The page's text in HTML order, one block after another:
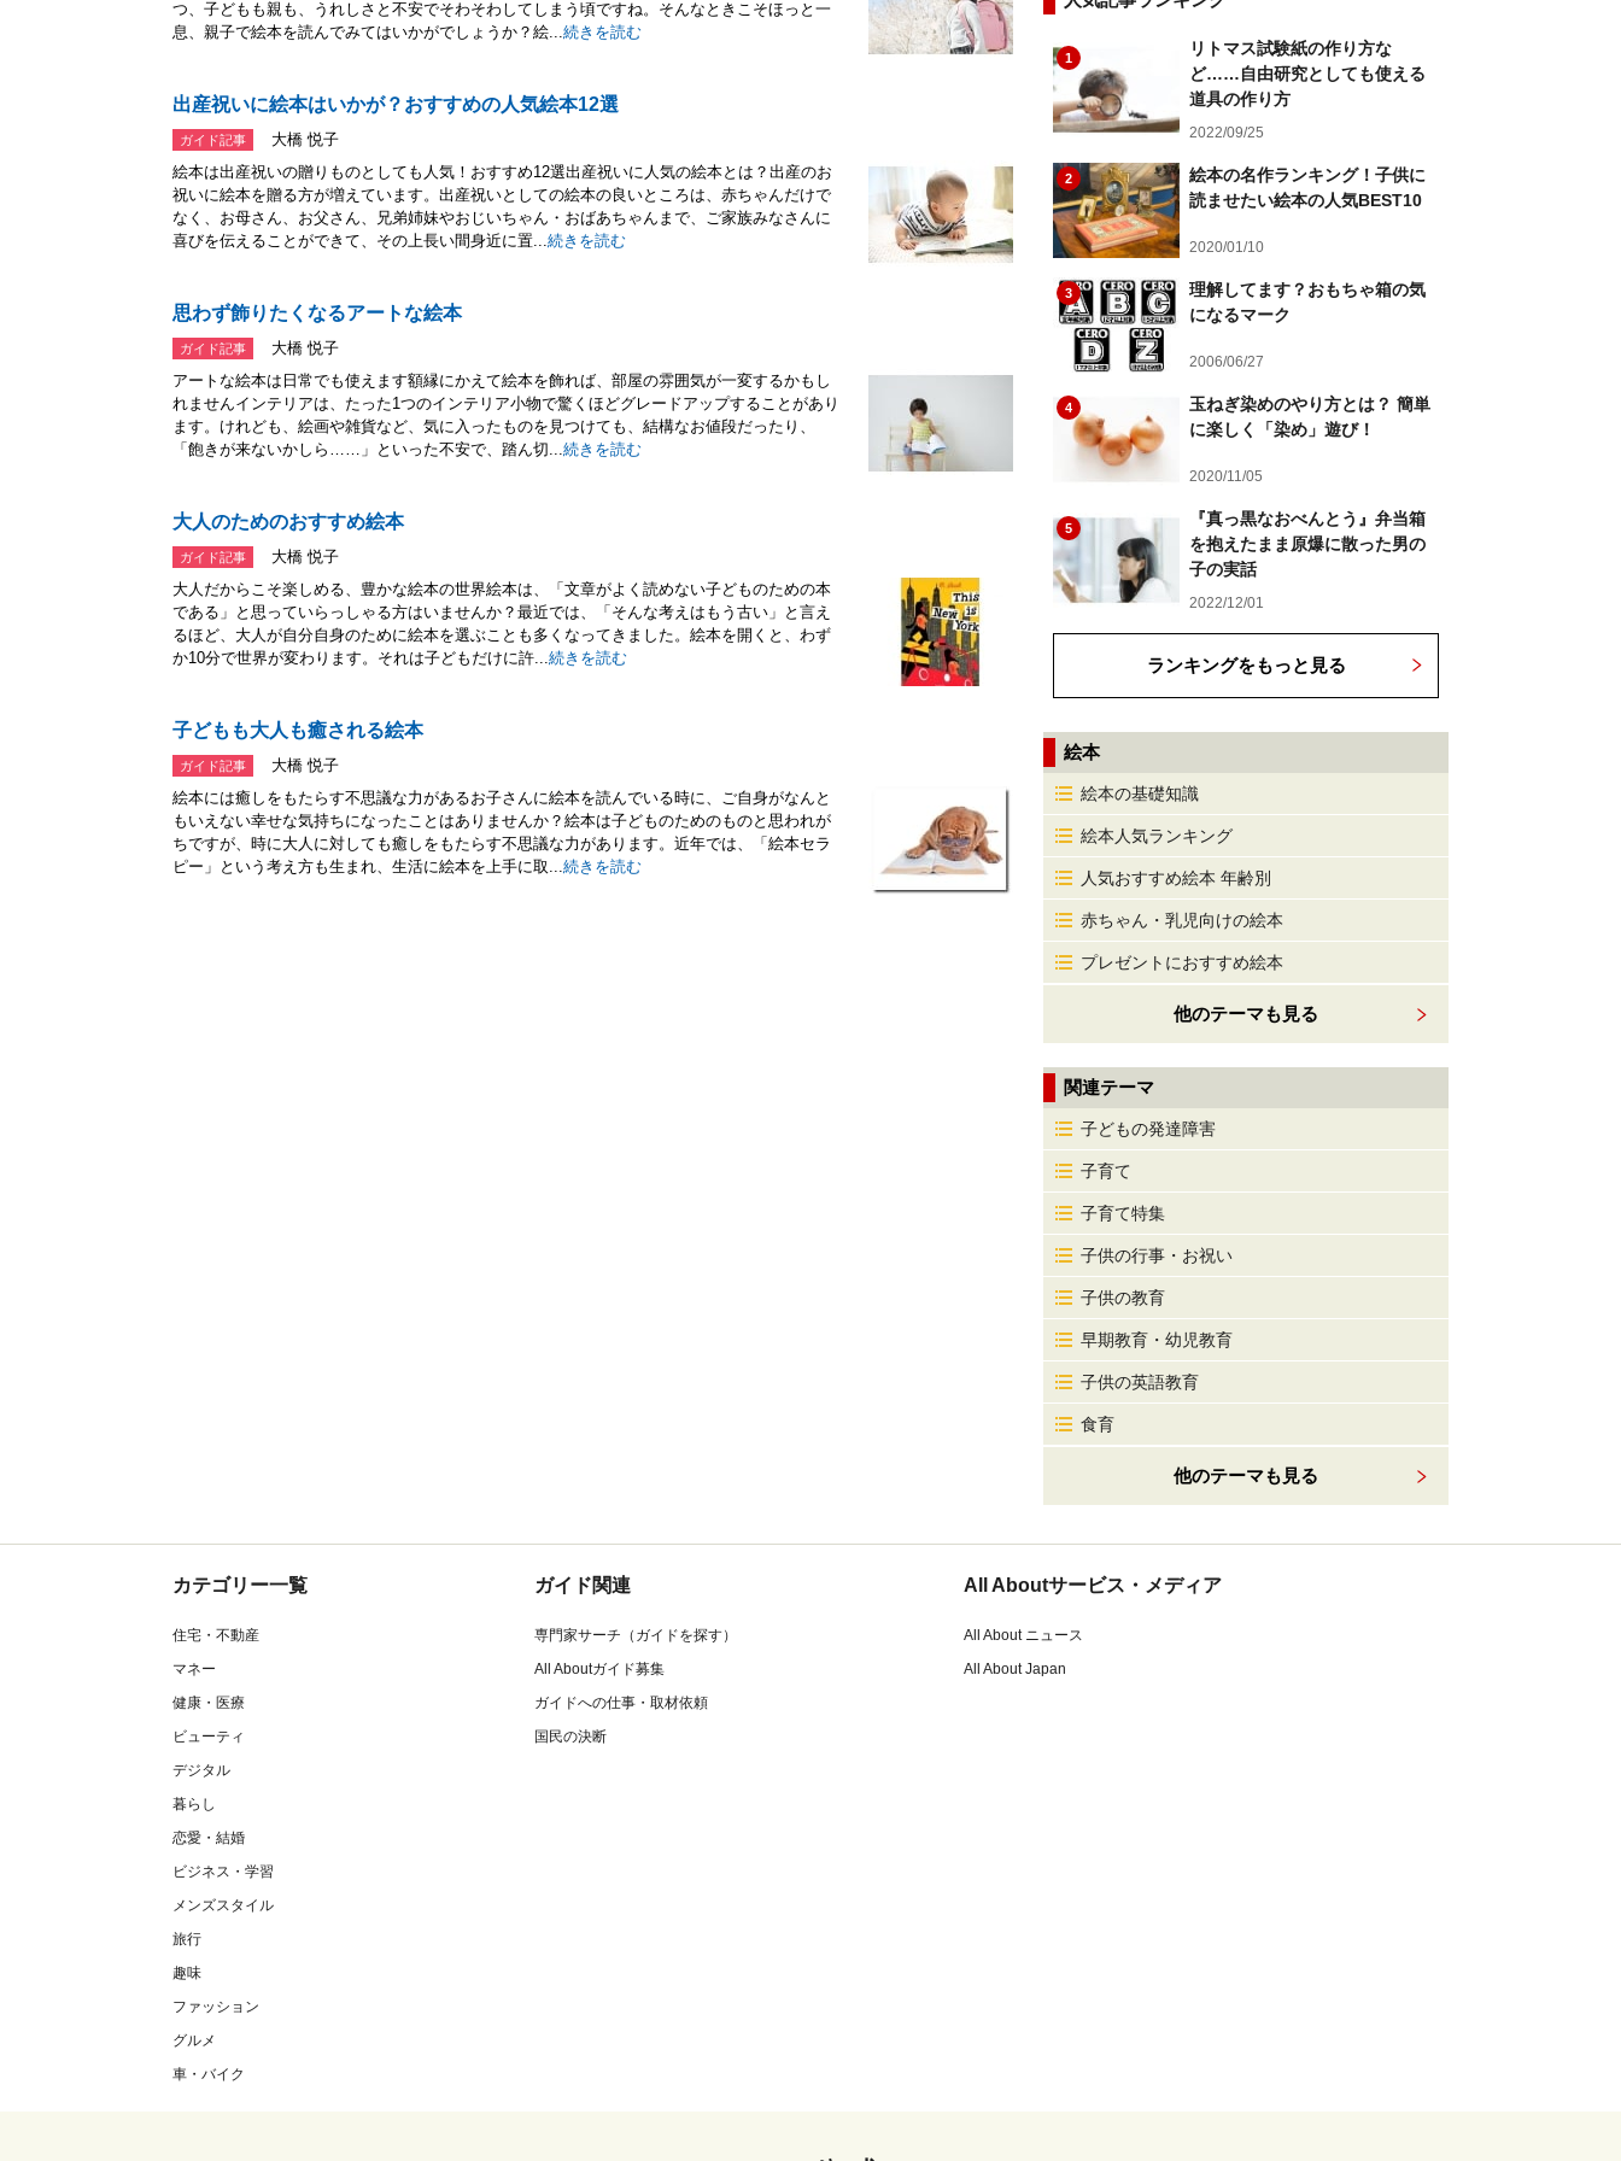
つ、子どもも親も、うれしさと不安でそわそわしてしまう頃ですね。そんなときこそほっと一
息、親子で絵本を読んでみてはいかがでしょうか？絵...続きを読む
出産祝いに絵本はいかが？おすすめの人気絵本12選
ガイド記事
大橋 悦子
絵本は出産祝いの贈りものとしても人気！おすすめ12選出産祝いに人気の絵本とは？出産のお
祝いに絵本を贈る方が増えています。出産祝いとしての絵本の良いところは、赤ちゃんだけで
なく、お母さん、お父さん、兄弟姉妹やおじいちゃん・おばあちゃんまで、ご家族みなさんに
喜びを伝えることができて、その上長い間身近に置...続きを読む
思わず飾りたくなるアートな絵本
ガイド記事
大橋 悦子
アートな絵本は日常でも使えます額縁にかえて絵本を飾れば、部屋の雰囲気が一変するかもし
れませんインテリアは、たった1つのインテリア小物で驚くほどグレードアップすることがあり
ます。けれども、絵画や雑貨など、気に入ったものを見つけても、結構なお値段だったり、
「飽きが来ないかしら……」といった不安で、踏ん切...続きを読む
大人のためのおすすめ絵本
ガイド記事
大橋 悦子
大人だからこそ楽しめる、豊かな絵本の世界絵本は、「文章がよく読めない子どものための本
である」と思っていらっしゃる方はいませんか？最近では、「そんな考えはもう古い」と言え
るほど、大人が自分自身のために絵本を選ぶことも多くなってきました。絵本を開くと、わず
か10分で世界が変わります。それは子どもだけに許...続きを読む
子どもも大人も癒される絵本
ガイド記事
大橋 悦子
絵本には癒しをもたらす不思議な力があるお子さんに絵本を読んでいる時に、ご自身がなんと
もいえない幸せな気持ちになったことはありませんか？絵本は子どものためのものと思われが
ちですが、時に大人に対しても癒しをもたらす不思議な力があります。近年では、「絵本セラ
ピー」という考え方も生まれ、生活に絵本を上手に取...続きを読む
1
リトマス試験紙の作り方な
ど……自由研究としても使える
道具の作り方
2022/09/25
2
絵本の名作ランキング！子供に
読ませたい絵本の人気BEST10
2020/01/10
3
理解してます？おもちゃ箱の気
になるマーク
2006/06/27
4
玉ねぎ染めのやり方とは？ 簡単
に楽しく「染め」遊び！
2020/11/05
5
『真っ黒なおべんとう』弁当箱
を抱えたまま原爆に散った男の
子の実話
2022/12/01
ランキングをもっと見る
絵本
絵本の基礎知識
絵本人気ランキング
人気おすすめ絵本 年齢別
赤ちゃん・乳児向けの絵本
プレゼントにおすすめ絵本
他のテーマも見る
関連テーマ
子どもの発達障害
子育て
子育て特集
子供の行事・お祝い
子供の教育
早期教育・幼児教育
子供の英語教育
食育
他のテーマも見る
カテゴリー一覧
住宅・不動産
マネー
健康・医療
ビューティ
デジタル
暮らし
恋愛・結婚
ビジネス・学習
メンズスタイル
旅行
趣味
ファッション
グルメ
車・バイク
ガイド関連
専門家サーチ（ガイドを探す）
All Aboutガイド募集
ガイドへの仕事・取材依頼
国民の決断
All Aboutサービス・メディア
All About ニュース
All About Japan